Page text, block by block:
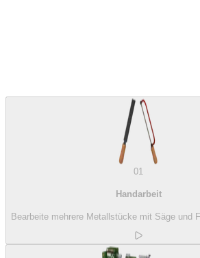
01
Handarbeit
Bearbeite mehrere Metallstücke mit Säge und